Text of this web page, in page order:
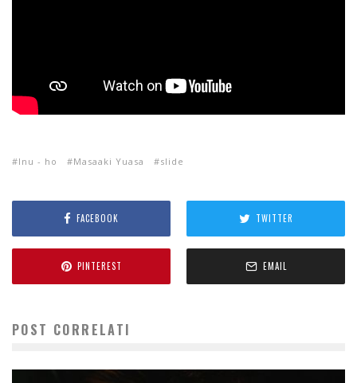
Inu - ho Masaaki Yuasa slide
FACEBOOK TWITTER
PINTEREST EMAIL
POST CORRELATI